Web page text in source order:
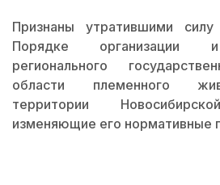
Признаны утратившими
Порядке организации и
регионального
области племенного
территории
изменяющие его нормативные